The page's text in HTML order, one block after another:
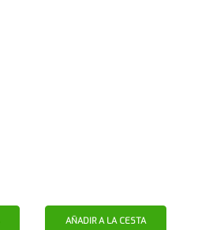
AÑADIR A LA CESTA